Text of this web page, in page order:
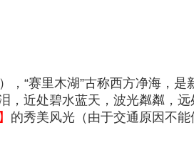
，“赛里木湖”古称西方净海，
近处碧水蓝天，波光粼粼，远
的秀美风光（由于交通原因不